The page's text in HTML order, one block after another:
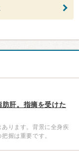
肝。指摘を受けた
ります。背景に全身疾
握は重要です。